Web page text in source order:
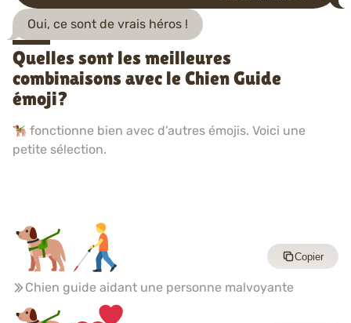
Oui, ce sont de vrais héros !
Quelles sont les meilleures
combinaisons avec le Chien Guide
émoji?
fonctionne bien avec d’autres émojis. Voici une
petite sélection.
Chien guide aidant une personne malvoyante
Copier